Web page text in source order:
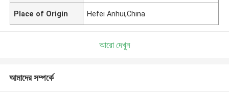
Place of Origin Hefei Anhui,China
আরো দেখুন
আমাদের সম্পর্কে